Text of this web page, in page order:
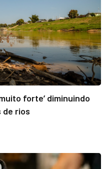
forte’ diminuindo
de rios